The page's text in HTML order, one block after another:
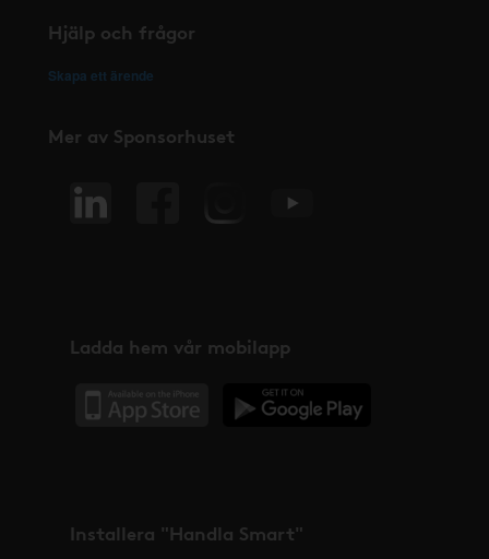
Hjälp och frågor
Skapa ett ärende
Mer av Sponsorhuset
Ladda hem vår mobilapp
Installera "Handla Smart"